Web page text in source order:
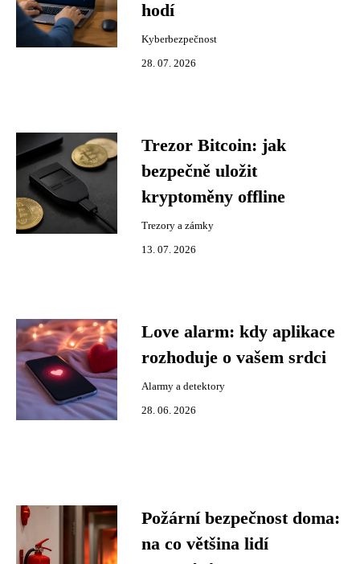
hodí
Kyberbezpečnost
28. 07. 2026
Trezor Bitcoin: jak
bezpečně uložit
kryptoměny offline
Trezory a zámky
13. 07. 2026
Love alarm: kdy aplikace
rozhoduje o vašem srdci
Alarmy a detektory
28. 06. 2026
Požární bezpečnost doma:
na co většina lidí